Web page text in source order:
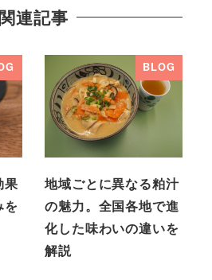
連記事
果
を
BLOG
地域ごとに異なる粕汁
の魅力。全国各地で進
化した味わいの違いを
解説